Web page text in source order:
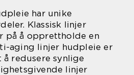
har unike
Klassisk linjer
på å opprettholde en
aging linjer hudpleie er
redusere synlige
linjer